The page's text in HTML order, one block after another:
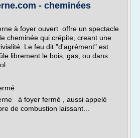
- cheminées
à foyer ouvert offre un spectacle
cheminée qui crépite, creant une
Le feu dit "d'agrément" est
librement le bois, gas, ou dans
à foyer fermé , aussi appelé
de combustion laissant...